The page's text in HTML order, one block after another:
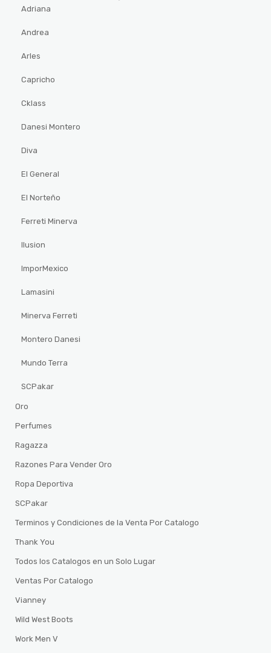
Adriana
Andrea
Arles
Capricho
Cklass
Danesi Montero
Diva
El General
El Norteño
Ferreti Minerva
Ilusion
ImporMexico
Lamasini
Minerva Ferreti
Montero Danesi
Mundo Terra
SCPakar
Oro
Perfumes
Ragazza
Razones Para Vender Oro
Ropa Deportiva
SCPakar
Terminos y Condiciones de la Venta Por Catalogo
Thank You
Todos los Catalogos en un Solo Lugar
Ventas Por Catalogo
Vianney
Wild West Boots
Work Men V